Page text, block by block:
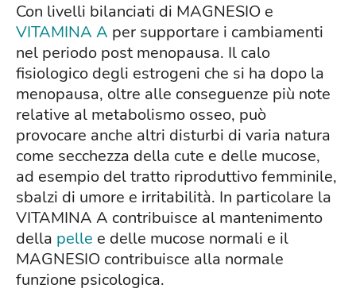
Con livelli bilanciati di MAGNESIO e
VITAMINA A per supportare i cambiamenti
nel periodo post menopausa. Il calo
fisiologico degli estrogeni che si ha dopo la
menopausa, oltre alle conseguenze più note
relative al metabolismo osseo, può
provocare anche altri disturbi di varia natura
come secchezza della cute e delle mucose,
ad esempio del tratto riproduttivo femminile,
sbalzi di umore e irritabilità. In particolare la
VITAMINA A contribuisce al mantenimento
della pelle e delle mucose normali e il
MAGNESIO contribuisce alla normale
funzione psicologica.